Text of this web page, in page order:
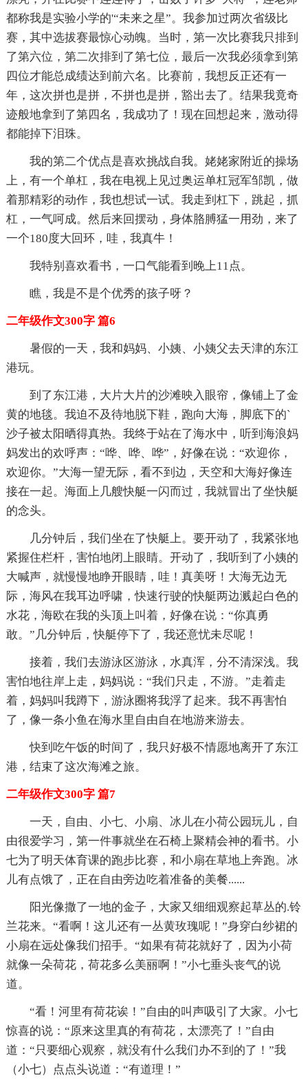
都称我是实验小学的'“未来之星”。我参加过两次省级比
赛，其中选拔赛最惊心动魄。当时，第一次比赛我只排到
了第六位，第二次排到了第七位，最后一次我必须拿到第
四位才能总成绩达到前六名。比赛前，我想反正还有一
年，这次拼也是拼，不拼也是拼，豁出去了。结果我竟奇
迹般地拿到了第四名，我成功了！现在回想起来，激动得
都能掉下泪珠。
我的第二个优点是喜欢挑战自我。姥姥家附近的操场
上，有一个单杠，我在电视上见过奥运单杠冠军邹凯，做
着那精彩的动作，我也想试一试。我走到杠下，跳起，抓
杠，一气呵成。然后来回摆动，身体胳膊猛一用劲，来了
一个180度大回环，哇，我真牛！
我特别喜欢看书，一口气能看到晚上11点。
瞧，我是不是个优秀的孩子呀？
二年级作文300字 篇6
暑假的一天，我和妈妈、小姨、小姨父去天津的东江
港玩。
到了东江港，大片大片的沙滩映入眼帘，像铺上了金
黄的地毯。我迫不及待地脱下鞋，跑向大海，脚底下的`
沙子被太阳晒得真热。我终于站在了海水中，听到海浪妈
妈发出的欢呼声：“哗、哗、哗”，好像在说：“欢迎你，
欢迎你。”大海一望无际，看不到边，天空和大海好像连
接在一起。海面上几艘快艇一闪而过，我就冒出了坐快艇
的念头。
几分钟后，我们坐在了快艇上。要开动了，我紧张地
紧握住栏杆，害怕地闭上眼睛。开动了，我听到了小姨的
大喊声，就慢慢地睁开眼睛，哇！真美呀！大海无边无
际，海风在我耳边呼啸，快速行驶的快艇两边溅起白色的
水花，海欧在我的头顶上叫着，好像在说：“你真勇
敢。”几分钟后，快艇停下了，我还意忧未尽呢！
接着，我们去游泳区游泳，水真浑，分不清深浅。我
害怕地往岸上走，妈妈说：“我们只走，不游。”走着走
着，妈妈叫我蹲下，游泳圈将我浮了起来。我不再害怕
了，像一条小鱼在海水里自由自在地游来游去。
快到吃午饭的时间了，我只好极不情愿地离开了东江
港，结束了这次海滩之旅。
二年级作文300字 篇7
一天，自由、小七、小扇、冰儿在小荷公园玩儿，自
由很爱学习，第一件事就坐在石椅上聚精会神的看书。小
七为了明天体育课的跑步比赛，和小扇在草地上奔跑。冰
儿有点饿了，正在自由旁边吃着准备的美餐......
阳光像撒了一地的金子，大家又细细观察起草丛的.铃
兰花来。“看啊！这儿还有一丛黄玫瑰呢！”身穿白纱裙的
小扇在远处像我们招手。“如果有荷花就好了，因为小荷
就像一朵荷花，荷花多么美丽啊！”小七垂头丧气的说
道。
“看！河里有荷花诶！”自由的叫声吸引了大家。小七
惊喜的说：“原来这里真的有荷花，太漂亮了！”自由
道：“只要细心观察，就没有什么我们办不到的了！”我
（小七）点点头说道：“有道理！”